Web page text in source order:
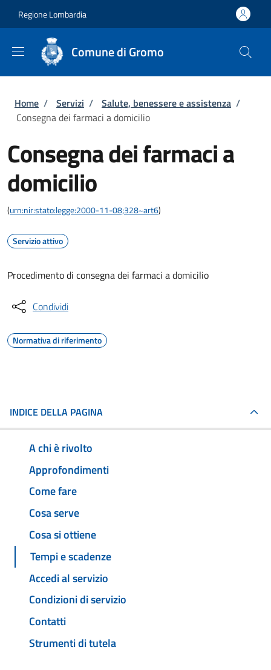
Regione Lombardia
Comune di Gromo
Briciole di pane
Home / Servizi / Salute, benessere e assistenza /
Consegna dei farmaci a domicilio
Consegna dei farmaci a
domicilio
(urn:nir:stato:legge:2000-11-08;328~art6)
Servizio attivo
Procedimento di consegna dei farmaci a domicilio
Condividi
Normativa di riferimento
INDICE DELLA PAGINA
A chi è rivolto
Approfondimenti
Come fare
Cosa serve
Cosa si ottiene
Tempi e scadenze
Accedi al servizio
Condizioni di servizio
Contatti
Strumenti di tutela